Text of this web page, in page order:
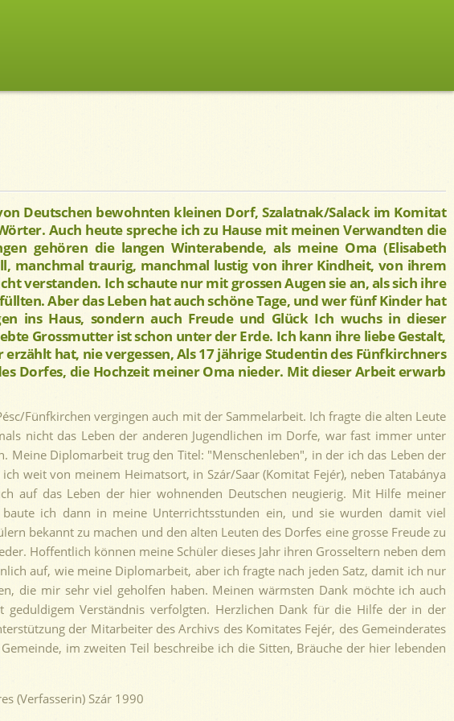
Deutschen bewohnten kleinen Dorf, Szalatnak/Salack im Komitat
Auch heute spreche ich zu Hause mit meinen Verwandten die
gehören die langen Winterabende, als meine Oma (Elisabeth
manchmal traurig, manchmal lustig von ihrer Kindheit, von ihrem
verstanden. Ich schaute nur mit grossen Augen sie an, als sich ihre
Aber das Leben hat auch schöne Tage, und wer fünf Kinder hat
ins Haus, sondern auch Freude und Glück Ich wuchs in dieser
Grossmutter ist schon unter der Erde. Ich kann ihre liebe Gestalt,
hat, nie vergessen, Als 17 jährige Studentin des Fünfkirchners
Dorfes, die Hochzeit meiner Oma nieder. Mit dieser Arbeit erwarb
Fünfkirchen vergingen auch mit der Sammelarbeit. Ich fragte die alten Leute
nicht das Leben der anderen Jugendlichen im Dorfe, war fast immer unter
Meine Diplomarbeit trug den Titel: "Menschenleben", in der ich das Leben der
weit von meinem Heimatsort, in Szár/Saar (Komitat Fejér), neben Tatabánya
auf das Leben der hier wohnenden Deutschen neugierig. Mit Hilfe meiner
ich dann in meine Unterrichtsstunden ein, und sie wurden damit viel
bekannt zu machen und den alten Leuten des Dorfes eine grosse Freude zu
Hoffentlich können meine Schüler dieses Jahr ihren Grosseltern neben dem
auf, wie meine Diplomarbeit, aber ich fragte nach jeden Satz, damit ich nur
die mir sehr viel geholfen haben. Meinen wärmsten Dank möchte ich auch
Verständnis verfolgten. Herzlichen Dank für die Hilfe der in der
der Mitarbeiter des Archivs des Komitates Fejér, des Gemeinderates
im zweiten Teil beschreibe ich die Sitten, Bräuche der hier lebenden
(Verfasserin) Szár 1990